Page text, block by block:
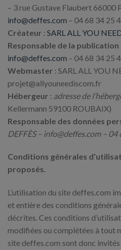
– 3 rue Gustave Flaubert 66000
info@deffes.com – 04 68 34 25
Créateur : SARL ALL YOU
Responsable de la publication
info@deffes.com – 04 68 34 25
Webmaster : SARL ALL YOU
projet@allyouneediscom.fr
Hébergeur : adresse de
Kellermann 59100 ROUBAIX)
Responsable des données
DEFFÈS – info@deffes.com – 04
Conditions générales
proposés.
L’utilisation du site deffes.com
et entière des conditions
décrites. Ces conditions
modifiées ou complétées à tout
site deffes.com sont donc